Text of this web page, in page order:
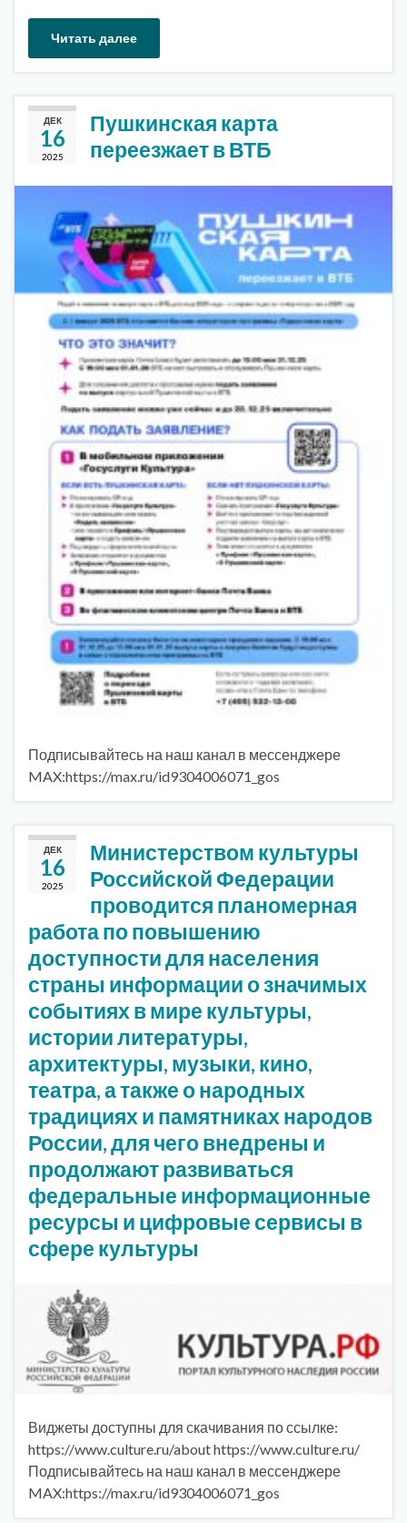
Читать далее
ДЕК
16
2025
Пушкинская карта
переезжает в ВТБ
Подписывайтесь на наш канал в мессенджере
MAX:https://max.ru/id9304006071_gos
ДЕК
16
2025
Министерством культуры
Российской Федерации
проводится планомерная
работа по повышению
доступности для населения
страны информации о значимых
событиях в мире культуры,
истории литературы,
архитектуры, музыки, кино,
театра, а также о народных
традициях и памятниках народов
России, для чего внедрены и
продолжают развиваться
федеральные информационные
ресурсы и цифровые сервисы в
сфере культуры
Виджеты доступны для скачивания по ссылке:
https://www.culture.ru/about https://www.culture.ru/
Подписывайтесь на наш канал в мессенджере
MAX:https://max.ru/id9304006071_gos